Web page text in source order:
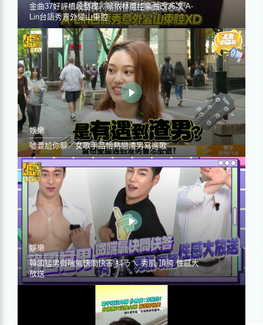
金曲37好評橋段整理／蔡依林遭控編曲改36次 A-
Lin台語秀意外變山東腔
娛樂
噓要尬你聊／女歌手品怡熱戀渣男寫進歌
娛樂
韓國猛男微喘氣快問快答 抖ㄋㄟ 秀肌 頂胯 性感大
放送